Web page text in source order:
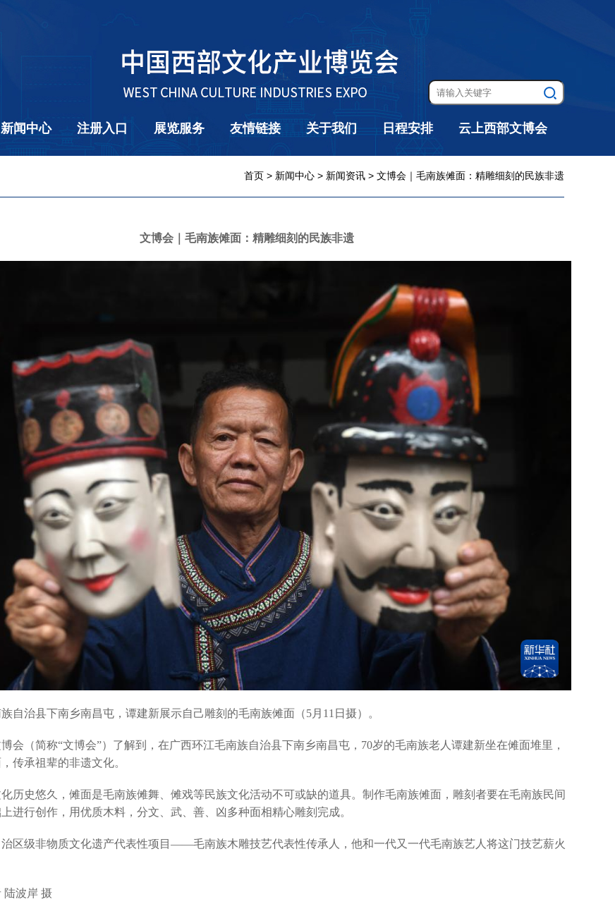
新闻中心 注册入口 展览服务 友情链接 关于我们 日程安排 云上西部文博会
首页 > 新闻中心 > 新闻资讯 > 文博会｜毛南族傩面：精雕细刻的民族非遗
文博会｜毛南族傩面：精雕细刻的民族非遗
治县下南乡南昌屯，谭建新展示自己雕刻的毛南族傩面（5月11日摄）。
会（简称“文博会”）了解到，在广西环江毛南族自治县下南乡南昌屯，70岁的毛南族老人谭建新坐在傩面堆里，
传承祖辈的非遗文化。
史悠久，傩面是毛南族傩舞、傩戏等民族文化活动不可或缺的道具。制作毛南族傩面，雕刻者要在毛南族民间
进行创作，用优质木料，分文、武、善、凶多种面相精心雕刻完成。
级非物质文化遗产代表性项目——毛南族木雕技艺代表性传承人，他和一代又一代毛南族艺人将这门技艺薪火
波岸 摄